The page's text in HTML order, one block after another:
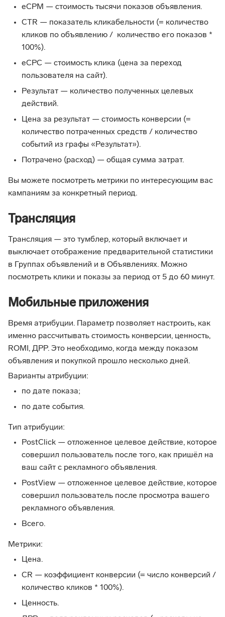
eCPM — стоимость тысячи показов объявления.
CTR — показатель кликабельности (= количество
кликов по объявлению / количество его показов *
100%).
eCPC — стоимость клика (цена за переход
пользователя на сайт).
Результат — количество полученных целевых
действий.
Цена за результат — стоимость конверсии (=
количество потраченных средств / количество
событий из графы «Результат»).
Потрачено (расход) — общая сумма затрат.
Вы можете посмотреть метрики по интересующим вас
кампаниям за конкретный период.
Трансляция
Трансляция — это тумблер, который включает и
выключает отображение предварительной статистики
в Группах объявлений и в Объявлениях. Можно
посмотреть клики и показы за период от 5 до 60 минут.
Мобильные приложения
Время атрибуции. Параметр позволяет настроить, как
именно рассчитывать стоимость конверсии, ценность,
ROMI, ДРР. Это необходимо, когда между показом
объявления и покупкой прошло несколько дней.
Варианты атрибуции:
по дате показа;
по дате события.
Тип атрибуции:
PostClick — отложенное целевое действие, которое
совершил пользователь после того, как пришёл на
ваш сайт с рекламного объявления.
PostView — отложенное целевое действие, которое
совершил пользователь после просмотра вашего
рекламного объявления.
Всего.
Метрики:
Цена.
CR — коэффициент конверсии (= число конверсий /
количество кликов * 100%).
Ценность.